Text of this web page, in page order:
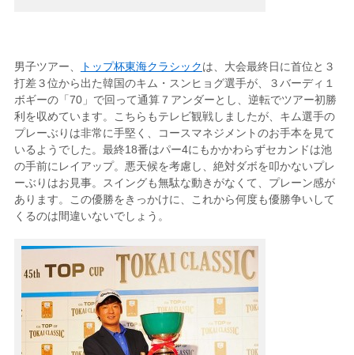
男子ツアー、 トップ杯東海クラシックは、大会最終日に首位と３
打差３位から出た韓国のキム・スンヒョグ選手が、３バーディ１
ボギーの「70」で回って通算７アンダーとし、逆転でツアー初勝
利を収めています。こちらもテレビ観戦しましたが、キム選手の
プレーぶりは非常に手堅く、コースマネジメントのお手本を見て
いるようでした。最終18番はパー4にもかかわらずセカンドは池
の手前にレイアップ。悪天候を考慮し、絶対ダボを叩かないプレ
ーぶりはお見事。スイングも無駄な動きがなくて、プレーン感が
あります。この優勝をきっかけに、これから何度も優勝争いして
くるのは間違いないでしょう。